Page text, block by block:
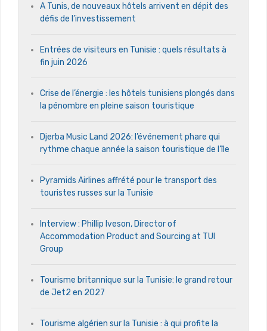
A Tunis, de nouveaux hôtels arrivent en dépit des
défis de l’investissement
Entrées de visiteurs en Tunisie : quels résultats à
fin juin 2026
Crise de l’énergie : les hôtels tunisiens plongés dans
la pénombre en pleine saison touristique
Djerba Music Land 2026: l’événement phare qui
rythme chaque année la saison touristique de l’île
Pyramids Airlines affrété pour le transport des
touristes russes sur la Tunisie
Interview : Phillip Iveson, Director of
Accommodation Product and Sourcing at TUI
Group
Tourisme britannique sur la Tunisie: le grand retour
de Jet2 en 2027
Tourisme algérien sur la Tunisie : à qui profite la